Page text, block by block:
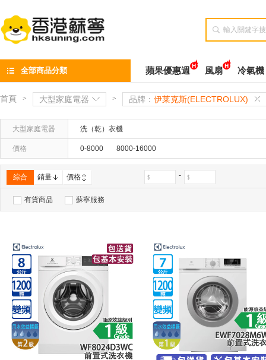

全部商品分類 蘋果優惠週 風扇 冷氣機
首頁 > 大型家庭電器 > 品牌： 伊莱克斯(ELECTROLUX)
大型家庭電器 洗（乾）衣機
價格 0-8000 8000-16000
綜合 銷量 價格 -
有貨商品 蘇寧服務